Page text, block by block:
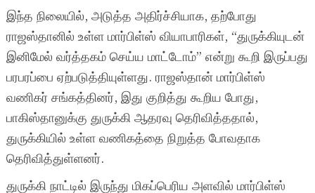
இந்த நிலையில், அடுத்த அதிர்ச்சியாக, தற்போது
ராஜஸ்தானில் உள்ள மார்பிள்ஸ் வியாபாரிகள், “துருக்கியுடன்
இனிமேல் வர்த்தகம் செய்ய மாட்டோம்” என்று கூறி இருப்பது
பரபரப்பை ஏற்படுத்தியுள்ளது. ராஜஸ்தான் மார்பிள்ஸ்
வணிகர் சங்கத்தினர், இது குறித்து கூறிய போது,
பாகிஸ்தானுக்கு துருக்கி ஆதரவு தெரிவித்ததால்,
துருக்கியில் உள்ள வணிகத்தை நிறுத்த போவதாக
தெரிவித்துள்ளனர்.
துருக்கி நாட்டில் இருந்து மிகப்பெரிய அளவில் மார்பிள்ஸ்